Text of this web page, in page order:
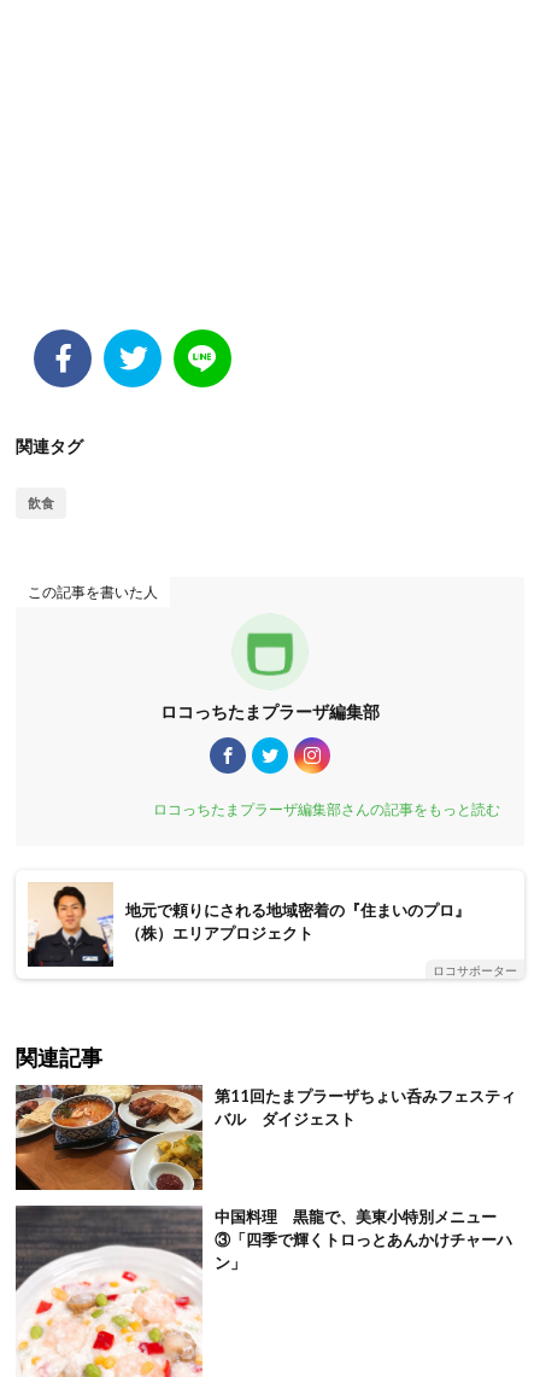
関連タグ
飲食
この記事を書いた人
ロコっちたまプラーザ編集部
ロコっちたまプラーザ編集部さんの記事をもっと読む
地元で頼りにされる地域密着の『住まいのプロ』
（株）エリアプロジェクト
ロコサポーター
関連記事
第11回たまプラーザちょい呑みフェスティ
バル ダイジェスト
中国料理 黒龍で、美東小特別メニュー
③「四季で輝くトロっとあんかけチャーハ
ン」